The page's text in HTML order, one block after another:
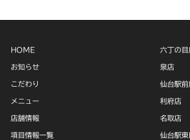
HOME
お知らせ
こだわり
メニュー
店舗情報
項目情報一覧
六丁の目
泉店
仙台駅前
利府店
名取店
仙台駅東